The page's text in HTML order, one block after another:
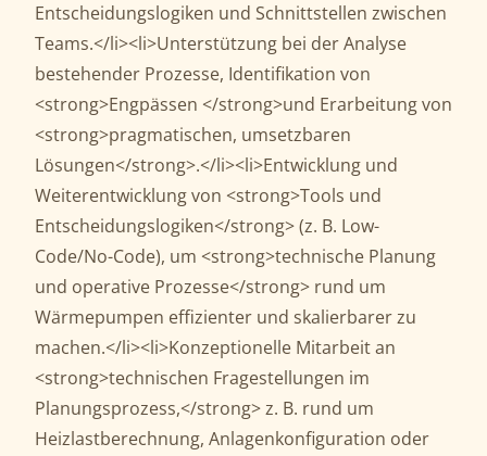
Entscheidungslogiken und Schnittstellen zwischen
Teams.</li><li>Unterstützung bei der Analyse
bestehender Prozesse, Identifikation von
<strong>Engpässen </strong>und Erarbeitung von
<strong>pragmatischen, umsetzbaren
Lösungen</strong>.</li><li>Entwicklung und
Weiterentwicklung von <strong>Tools und
Entscheidungslogiken</strong> (z. B. Low-
Code/No-Code), um <strong>technische Planung
und operative Prozesse</strong> rund um
Wärmepumpen effizienter und skalierbarer zu
machen.</li><li>Konzeptionelle Mitarbeit an
<strong>technischen Fragestellungen im
Planungsprozess,</strong> z. B. rund um
Heizlastberechnung, Anlagenkonfiguration oder